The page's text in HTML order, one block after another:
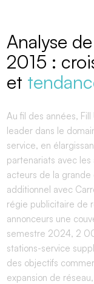
Analyse
2015 :
et
Au fil des années,
leader dans le
service, en
partenariats avec
acteurs de la grande
additionnel avec
régie publicitaire de
annonceurs une
semestre 2024, 2
stations-service
des objectifs
expansion de